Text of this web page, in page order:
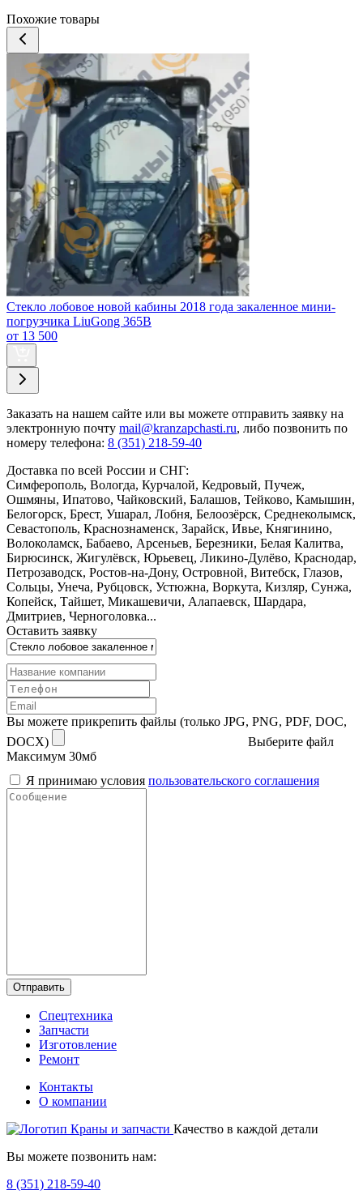
Похожие товары
Стекло лобовое новой кабины 2018 года закаленное мини-
погрузчика LiuGong 365B
от 13 500
Заказать на нашем сайте или вы можете отправить заявку на
электронную почту mail@kranzapchasti.ru, либо позвонить по
номеру телефона: 8 (351) 218-59-40
Доставка по всей России и СНГ:
Симферополь, Вологда, Курчалой, Кедровый, Пучеж,
Ошмяны, Ипатово, Чайковский, Балашов, Тейково, Камышин,
Белогорск, Брест, Ушарал, Лобня, Белоозёрск, Среднеколымск,
Севастополь, Краснознаменск, Зарайск, Ивье, Княгинино,
Волоколамск, Бабаево, Арсеньев, Березники, Белая Калитва,
Бирюсинск, Жигулёвск, Юрьевец, Ликино-Дулёво, Краснодар,
Петрозаводск, Ростов-на-Дону, Островной, Витебск, Глазов,
Сольцы, Унеча, Рубцовск, Устюжна, Воркута, Кизляр, Сунжа,
Копейск, Тайшет, Микашевичи, Алапаевск, Шардара,
Дмитриев, Черноголовка...
Оставить заявку
Вы можете прикрепить файлы (только JPG, PNG, PDF, DOC,
DOCX)
Выберите файл
Максимум 30мб
Я принимаю условия пользовательского соглашения
Отправить
Спецтехника
Запчасти
Изготовление
Ремонт
Контакты
О компании
Качество в каждой детали
Вы можете позвонить нам:
8 (351) 218-59-40